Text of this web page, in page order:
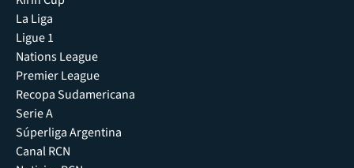
La Liga
Ligue 1
Nations League
Premier League
Recopa Sudamericana
Serie A
Súperliga Argentina
Canal RCN